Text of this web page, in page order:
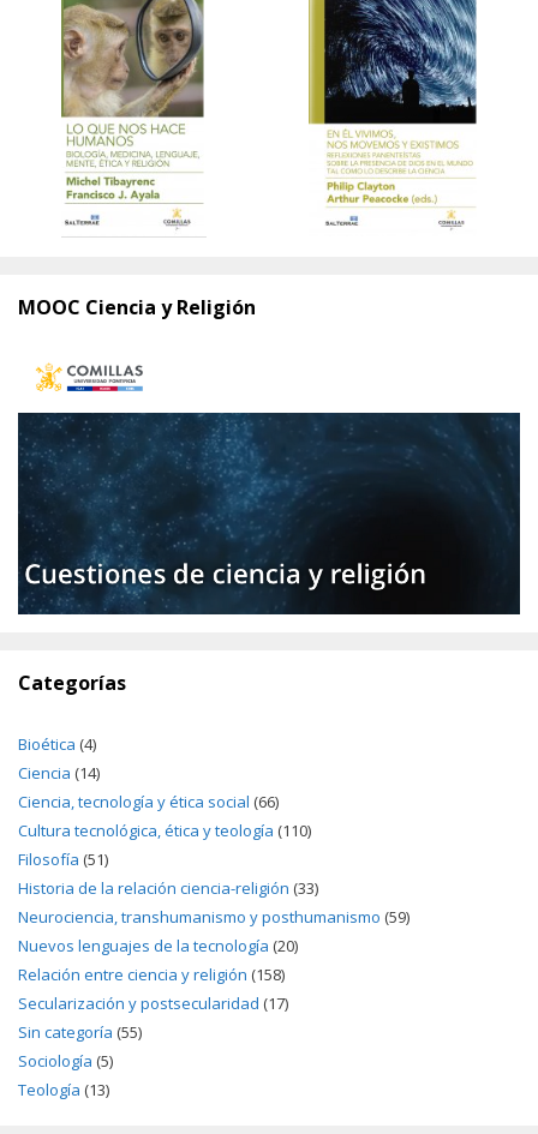
MOOC Ciencia y Religión
Categorías
Bioética (4)
Ciencia (14)
Ciencia, tecnología y ética social (66)
Cultura tecnológica, ética y teología (110)
Filosofía (51)
Historia de la relación ciencia-religión (33)
Neurociencia, transhumanismo y posthumanismo (59)
Nuevos lenguajes de la tecnología (20)
Relación entre ciencia y religión (158)
Secularización y postsecularidad (17)
Sin categoría (55)
Sociología (5)
Teología (13)